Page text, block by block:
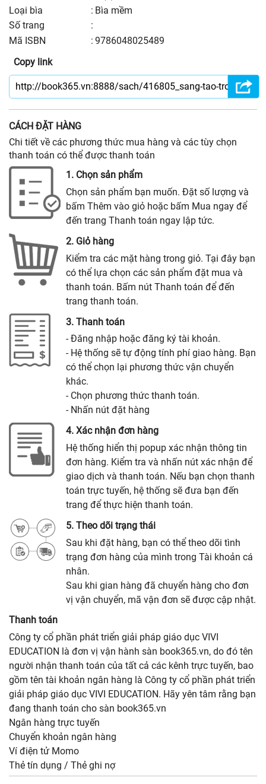
Loại bìa
: Bìa mềm
số trang
:
Mã ISBN
: 9786048025489
Copy link
CÁCH ĐẶT HÀNG
Chi tiết về các phương thức mua hàng và các tùy chọn
thanh toán có thể được thanh toán
1. Chọn sản phẩm
Chọn sản phẩm bạn muốn. Đặt số lượng và
bấm Thêm vào giỏ hoặc bấm Mua ngay để
đến trang Thanh toán ngay lập tức.
2. Giỏ hàng
Kiểm tra các mặt hàng trong giỏ. Tại đây bạn
có thể lựa chọn các sản phẩm đặt mua và
thanh toán. Bấm nút Thanh toán để đến
trang thanh toán.
3. Thanh toán
- Đăng nhập hoặc đăng ký tài khoản.
- Hệ thống sẽ tự động tính phí giao hàng. Bạn
có thể chọn lại phương thức vận chuyển
khác.
- Chọn phương thức thanh toán.
- Nhấn nút đặt hàng
4. Xác nhận đơn hàng
Hệ thống hiển thị popup xác nhận thông tin
đơn hàng. Kiểm tra và nhấn nút xác nhận để
giao dịch và thanh toán. Nếu bạn chọn thanh
toán trực tuyến, hệ thống sẽ đưa bạn đến
trang để thực hiện thanh toán.
5. Theo dõi trạng thái
Sau khi đặt hàng, bạn có thể theo dõi tình
trạng đơn hàng của mình trong Tài khoản cá
nhân.
Sau khi gian hàng đã chuyển hàng cho đơn
vị vận chuyển, mã vận đơn sẽ được cập nhật.
Thanh toán
Công ty cổ phần phát triển giải pháp giáo dục VIVI
EDUCATION là đơn vị vận hành sàn book365.vn, do đó tên
người nhận thanh toán của tất cả các kênh trực tuyến, bao
gồm tên tài khoản ngân hàng là Công ty cổ phần phát triển
giải pháp giáo dục VIVI EDUCATION. Hãy yên tâm rằng bạn
đang thanh toán cho sàn book365.vn
Ngân hàng trực tuyến
Chuyển khoản ngân hàng
Ví điện tử Momo
Thẻ tín dụng / Thẻ ghi nợ